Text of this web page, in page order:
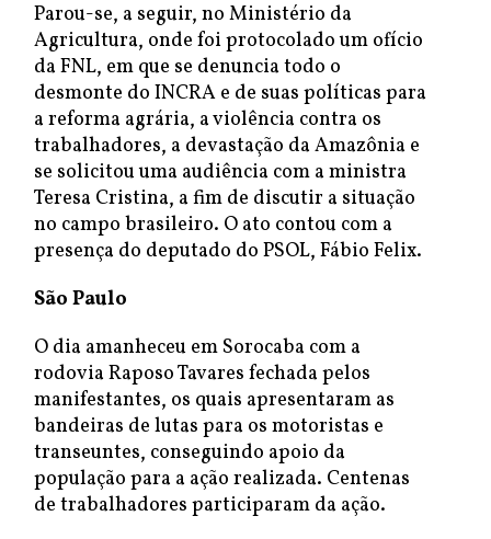
Parou-se, a seguir, no Ministério da
Agricultura, onde foi protocolado um ofício
da FNL, em que se denuncia todo o
desmonte do INCRA e de suas políticas para
a reforma agrária, a violência contra os
trabalhadores, a devastação da Amazônia e
se solicitou uma audiência com a ministra
Teresa Cristina, a fim de discutir a situação
no campo brasileiro. O ato contou com a
presença do deputado do PSOL, Fábio Felix.
São Paulo
O dia amanheceu em Sorocaba com a
rodovia Raposo Tavares fechada pelos
manifestantes, os quais apresentaram as
bandeiras de lutas para os motoristas e
transeuntes, conseguindo apoio da
população para a ação realizada. Centenas
de trabalhadores participaram da ação.